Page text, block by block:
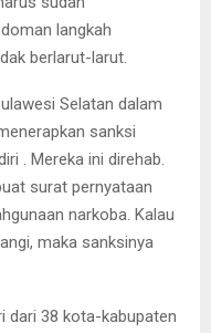
langkah
berlarut-larut.
Selatan dalam
sanksi
. Mereka ini direhab.
surat pernyataan
narkoba. Kalau
maka sanksinya
dari 38 kota-kabupaten